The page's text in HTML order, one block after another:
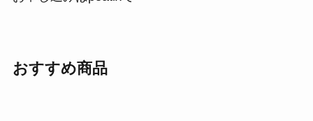
おすすめ商品